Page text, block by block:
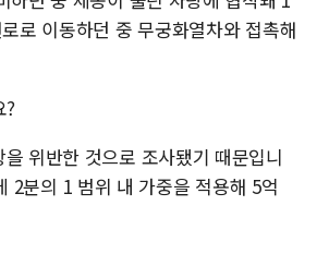
로 이동하던 중 무궁화열차와 접촉해
?
위반한 것으로 조사됐기 때문입니
2분의 1 범위 내 가중을 적용해 5억